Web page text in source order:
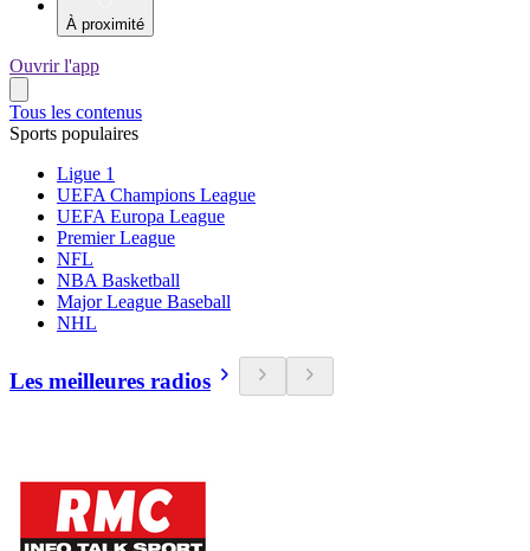
À proximité
Ouvrir l'app
Tous les contenus
Sports populaires
Ligue 1
UEFA Champions League
UEFA Europa League
Premier League
NFL
NBA Basketball
Major League Baseball
NHL
Les meilleures radios